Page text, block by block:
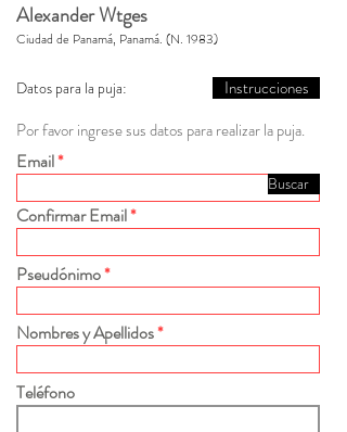
Alexander Wtges
Ciudad de Panamá, Panamá. (N. 1983)
Datos para la puja:
Instrucciones
Por favor ingrese sus datos para realizar la puja.
Email
Buscar
Confirmar Email
Pseudónimo
Nombres y Apellidos
Teléfono